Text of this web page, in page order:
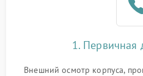
1. Первичная
Внешний осмотр корпуса,